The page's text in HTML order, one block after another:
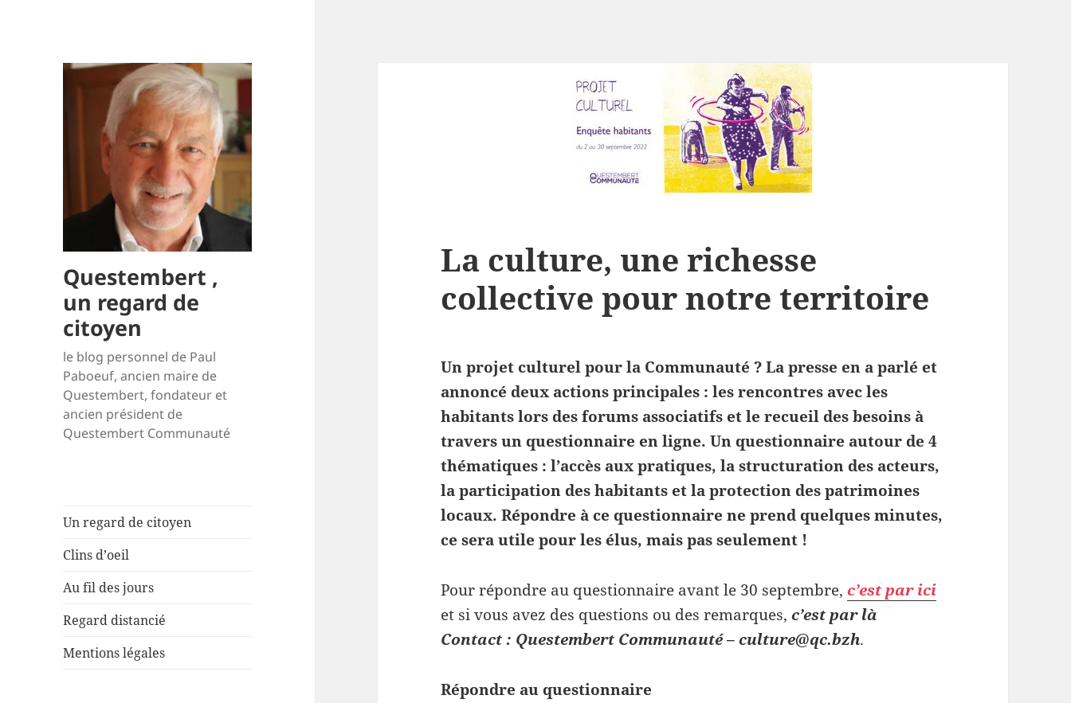
Questembert ,
un regard de
citoyen
le blog personnel de Paul
Paboeuf, ancien maire de
Questembert, fondateur et
ancien président de
Questembert Communauté
Un regard de citoyen
Clins d’oeil
Au fil des jours
Regard distancié
Mentions légales
La culture, une richesse
collective pour notre territoire
Un projet culturel pour la Communauté ? La presse en a parlé et
annoncé deux actions principales : les rencontres avec les
habitants lors des forums associatifs et le recueil des besoins à
travers un questionnaire en ligne. Un questionnaire autour de 4
thématiques : l’accès aux pratiques, la structuration des acteurs,
la participation des habitants et la protection des patrimoines
locaux. Répondre à ce questionnaire ne prend quelques minutes,
ce sera utile pour les élus, mais pas seulement !
Pour répondre au questionnaire avant le 30 septembre,c’est par ici
et si vous avez des questions ou des remarques,c’est par là
Contact : Questembert Communauté – culture@qc.bzh.
Répondre au questionnaire